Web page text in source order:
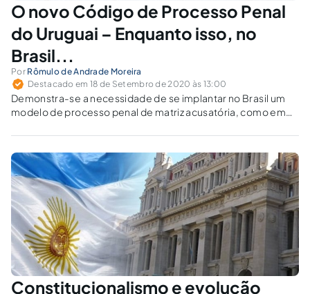
O novo Código de Processo Penal
do Uruguai – Enquanto isso, no
Brasil...
Por Rômulo de Andrade Moreira
Destacado em 18 de Setembro de 2020 às 13:00
Demonstra-se a necessidade de se implantar no Brasil um
modelo de processo penal de matriz acusatória, como em
Constitucionalismo e evolução